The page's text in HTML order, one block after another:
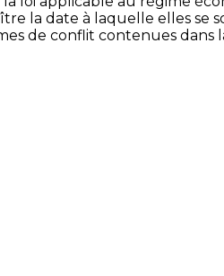
la date à laquelle elles se
de conflit contenues dans